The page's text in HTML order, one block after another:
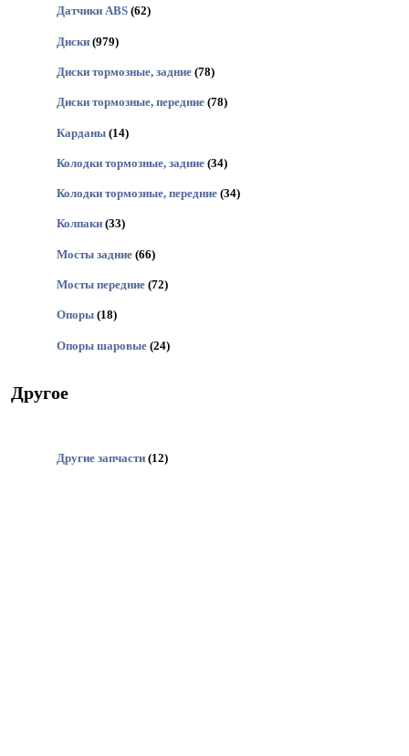
Датчики ABS (62)
Диски (979)
Диски тормозные, задние (78)
Диски тормозные, передние (78)
Карданы (14)
Колодки тормозные, задние (34)
Колодки тормозные, передние (34)
Колпаки (33)
Мосты задние (66)
Мосты передние (72)
Опоры (18)
Опоры шаровые (24)
Другое
Другие запчасти (12)